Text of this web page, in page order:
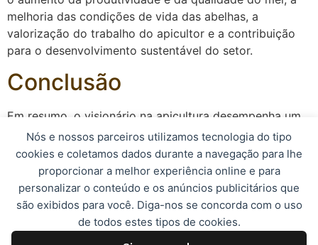
Nós e nossos parceiros utilizamos tecnologia do tipo
cookies e coletamos dados durante a navegação para lhe
proporcionar a melhor experiência online e para
personalizar o conteúdo e os anúncios publicitários que
são exibidos para você. Diga-nos se concorda com o uso
de todos estes tipos de cookies.
melhoria das condições de vida das abelhas, a
valorização do trabalho do apicultor e a contribuição
para o desenvolvimento sustentável do setor.
Conclusão
Em resumo, o visionário na apicultura desempenha um
papel fundamental no progresso e na inovação do
setor, contribuindo para o aumento da produtividade e
da qualidade do mel produzido. É importante valorizar
e incentivar a atuação dos visionários na apicultura,
pois são eles que impulsionam o desenvolvimento e a
sustentabilidade da atividade apícola.